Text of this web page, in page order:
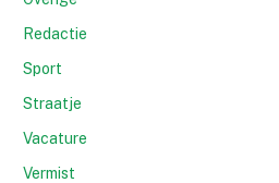
Redactie
Sport
Straatje
Vacature
Vermist